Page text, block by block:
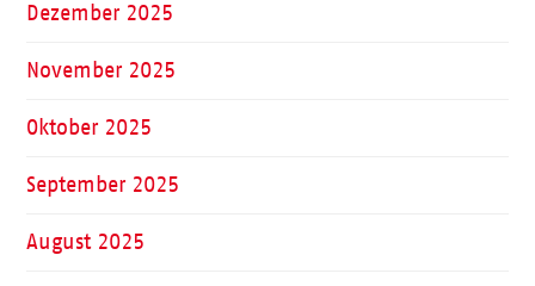
Dezember 2025
November 2025
Oktober 2025
September 2025
August 2025